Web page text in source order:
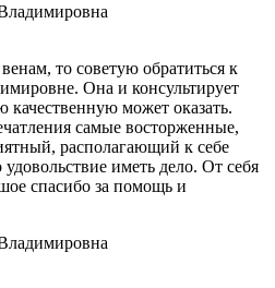
то советую обратиться к
Она и консультирует
может оказать.
самые восторженные,
располагающий к себе
иметь дело. От себя
спасибо за помощь и